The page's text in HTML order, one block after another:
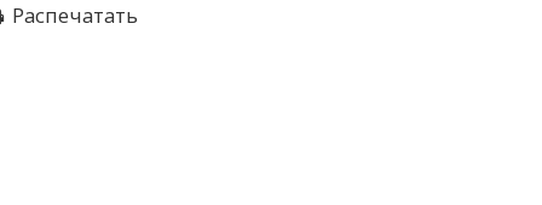
Распечатать